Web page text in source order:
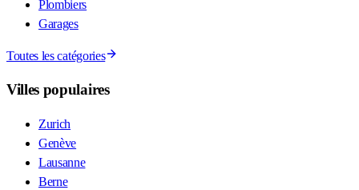
Plombiers
Garages
Toutes les catégories
Villes populaires
Zurich
Genève
Lausanne
Berne